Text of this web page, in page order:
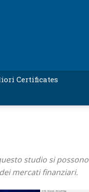
Certificates
studio si possono
mercati finanziari.